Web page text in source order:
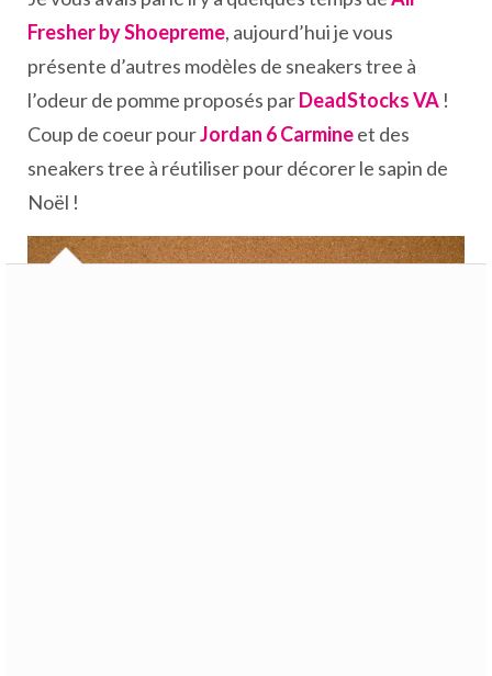
Fresher by Shoepreme, aujourd’hui je vous
présente d’autres modèles de sneakers tree à
l’odeur de pomme proposés parDeadStocks VA !
Coup de coeur pourJordan 6 Carmineet des
sneakers tree à réutiliser pour décorer le sapin de
Noël !